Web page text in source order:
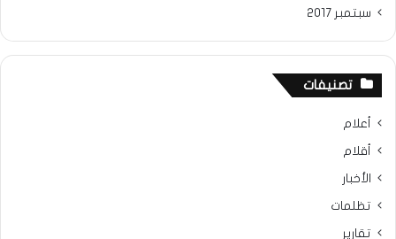
سبتمبر 2017
تصنيفات
أعلام
أقلام
الأخبار
تظلمات
تقارير